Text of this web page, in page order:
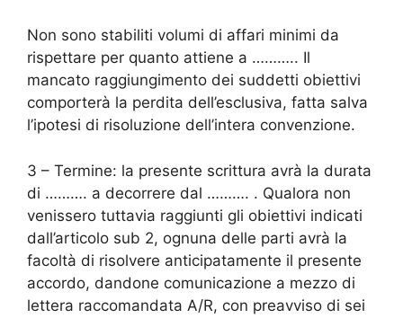
Non sono stabiliti volumi di affari minimi da
rispettare per quanto attiene a ……….. Il
mancato raggiungimento dei suddetti obiettivi
comporterà la perdita dell’esclusiva, fatta salva
l’ipotesi di risoluzione dell’intera convenzione.
3 – Termine: la presente scrittura avrà la durata
di ………. a decorrere dal ………. . Qualora non
venissero tuttavia raggiunti gli obiettivi indicati
dall’articolo sub 2, ognuna delle parti avrà la
facoltà di risolvere anticipatamente il presente
accordo, dandone comunicazione a mezzo di
lettera raccomandata A/R, con preavviso di sei